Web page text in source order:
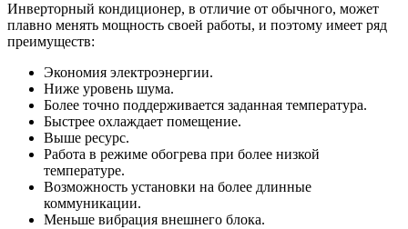
Инверторный кондиционер, в отличие от обычного, может
плавно менять мощность своей работы, и поэтому имеет ряд
преимуществ:
Экономия электроэнергии.
Ниже уровень шума.
Более точно поддерживается заданная температура.
Быстрее охлаждает помещение.
Выше ресурс.
Работа в режиме обогрева при более низкой
температуре.
Возможность установки на более длинные
коммуникации.
Меньше вибрация внешнего блока.